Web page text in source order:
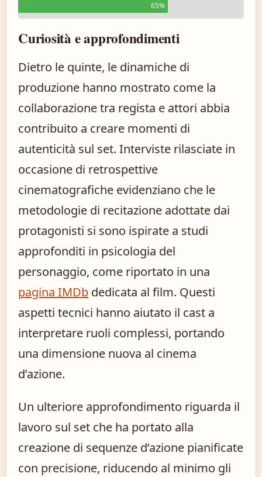
65%
Curiosità e approfondimenti
Dietro le quinte, le dinamiche di
produzione hanno mostrato come la
collaborazione tra regista e attori abbia
contribuito a creare momenti di
autenticità sul set. Interviste rilasciate in
occasione di retrospettive
cinematografiche evidenziano che le
metodologie di recitazione adottate dai
protagonisti si sono ispirate a studi
approfonditi in psicologia del
personaggio, come riportato in una
pagina IMDb dedicata al film. Questi
aspetti tecnici hanno aiutato il cast a
interpretare ruoli complessi, portando
una dimensione nuova al cinema
d’azione.
Un ulteriore approfondimento riguarda il
lavoro sul set che ha portato alla
creazione di sequenze d’azione pianificate
con precisione, riducendo al minimo gli